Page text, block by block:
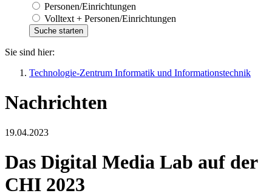
Personen/Einrichtungen
Volltext + Personen/Einrichtungen
Sie sind hier:
Technologie-Zentrum Informatik und Informationstechnik
Nachrichten
19.04.2023
Das Digital Media Lab auf der
CHI 2023